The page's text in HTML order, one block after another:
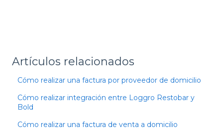
Artículos relacionados
Cómo realizar una factura por proveedor de domicilio
Cómo realizar integración entre Loggro Restobar y
Bold
Cómo realizar una factura de venta a domicilio